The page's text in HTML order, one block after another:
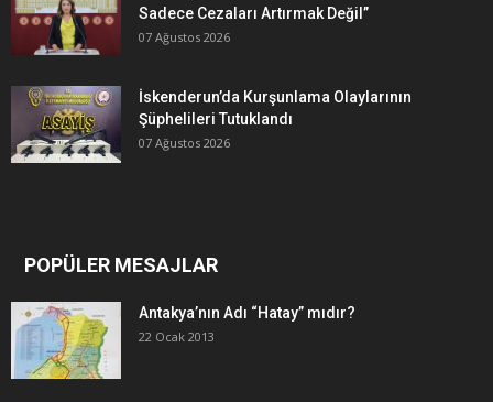
Sadece Cezaları Artırmak Değil”
07 Ağustos 2026
İskenderun’da Kurşunlama Olaylarının
Şüphelileri Tutuklandı
07 Ağustos 2026
POPÜLER MESAJLAR
Antakya’nın Adı “Hatay” mıdır?
22 Ocak 2013